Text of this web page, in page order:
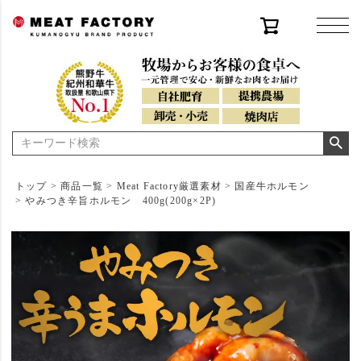
トップ 商品一覧 Meat Factory厳選素材
国産牛ホルモン
やみつき辛旨ホルモン 400g(200g×2P)